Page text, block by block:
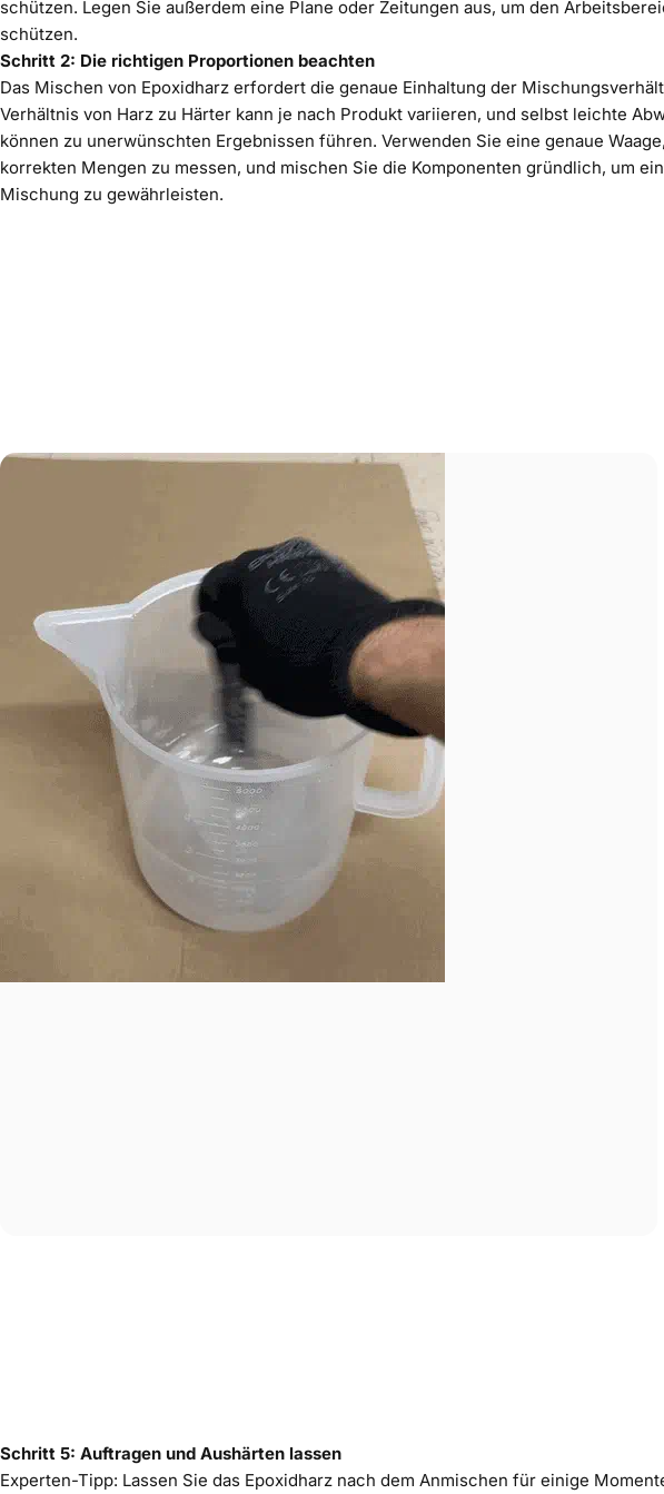
schützen. Legen Sie außerdem eine Plane oder Zeitungen aus, um den
schützen.
Schritt 2: Die richtigen Proportionen beachten
Das Mischen von Epoxidharz erfordert die genaue Einhaltung der
Verhältnis von Harz zu Härter kann je nach Produkt variieren, und selbst leichte
können zu unerwünschten Ergebnissen führen. Verwenden Sie eine genaue
korrekten Mengen zu messen, und mischen Sie die Komponenten gründlich, um
Mischung zu gewährleisten.
Schritt 5: Auftragen und Aushärten lassen
Experten-Tipp: Lassen Sie das Epoxidharz nach dem Anmischen für einige